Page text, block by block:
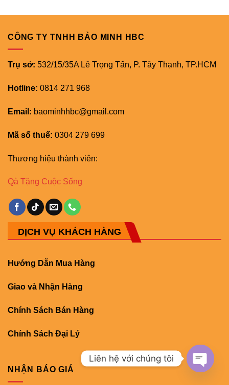
CÔNG TY TNHH BẢO MINH HBC
Trụ sở: 532/15/35A Lê Trọng Tấn, P. Tây Thạnh, TP.HCM
Hotline: 0814 271 968
Email: baominhhbc@gmail.com
Mã số thuế: 0304 279 699
Thương hiệu thành viên:
Qà Tặng Cuộc Sống
DỊCH VỤ KHÁCH HÀNG
Hướng Dẫn Mua Hàng
Giao và Nhận Hàng
Chính Sách Bán Hàng
Chính Sách Đại Lý
NHẬN BÁO GIÁ
Liên hệ với chúng tôi